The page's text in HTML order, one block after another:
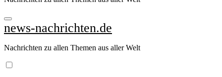
news-nachrichten.de
Nachrichten zu allen Themen aus aller Welt